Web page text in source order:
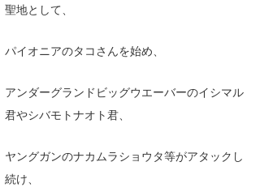
聖地として、
パイオニアのタコさんを始め、
アンダーグランドビッグウエーバーのイシマル
君やシバモトナオト君、
ヤングガンのナカムラショウタ等がアタックし
続け、